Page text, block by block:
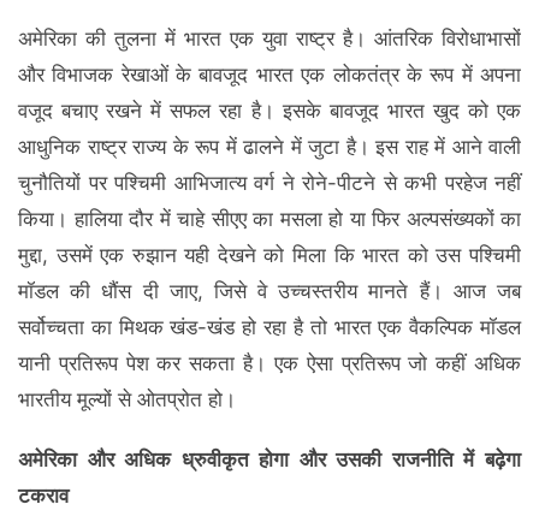
अमेरिका की तुलना में भारत एक युवा राष्ट्र है। आंतरिक विरोधाभासों
और विभाजक रेखाओं के बावजूद भारत एक लोकतंत्र के रूप में अपना
वजूद बचाए रखने में सफल रहा है। इसके बावजूद भारत खुद को एक
आधुनिक राष्ट्र राज्य के रूप में ढालने में जुटा है। इस राह में आने वाली
चुनौतियों पर पश्चिमी आभिजात्य वर्ग ने रोने-पीटने से कभी परहेज नहीं
किया। हालिया दौर में चाहे सीएए का मसला हो या फिर अल्पसंख्यकों का
मुद्दा, उसमें एक रुझान यही देखने को मिला कि भारत को उस पश्चिमी
मॉडल की धौंस दी जाए, जिसे वे उच्चस्तरीय मानते हैं। आज जब
सर्वोच्चता का मिथक खंड-खंड हो रहा है तो भारत एक वैकल्पिक मॉडल
यानी प्रतिरूप पेश कर सकता है। एक ऐसा प्रतिरूप जो कहीं अधिक
भारतीय मूल्यों से ओतप्रोत हो।
अमेरिका और अधिक ध्रुवीकृत होगा और उसकी राजनीति में बढ़ेगा
टकराव